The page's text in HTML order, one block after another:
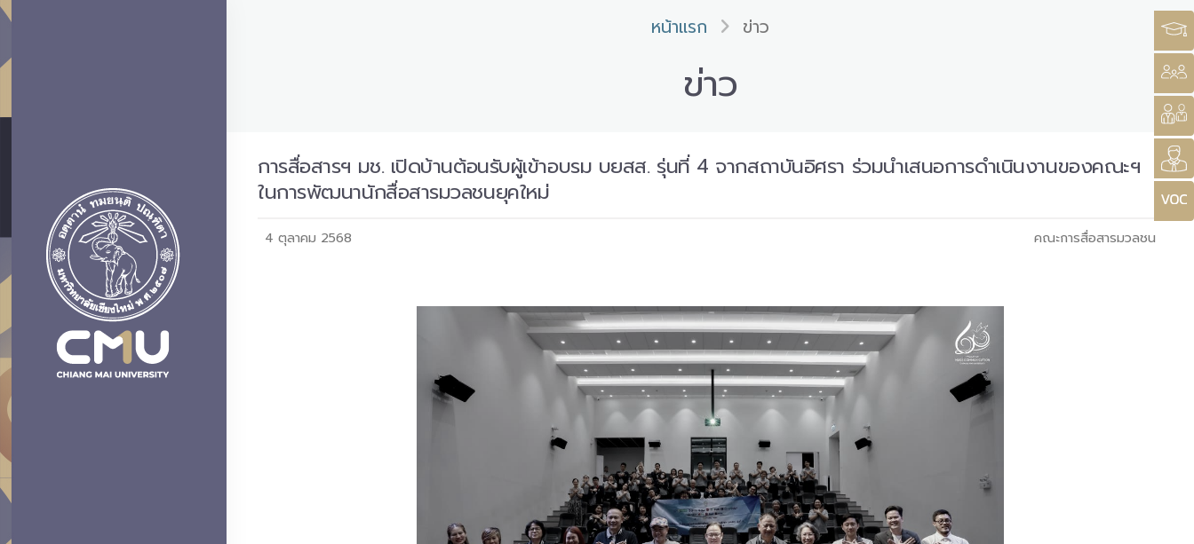
หน้าแรก ข่าว
ข่าว
การสื่อสารฯ มช. เปิดบ้านต้อนรับผู้เข้าอบรม บยสส. รุ่นที่ 4 จากสถาบันอิศรา ร่วมนำเสนอการดำเนินงานของคณะฯ
ในการพัฒนานักสื่อสารมวลชนยุคใหม่
4 ตุลาคม 2568 คณะการสื่อสารมวลชน